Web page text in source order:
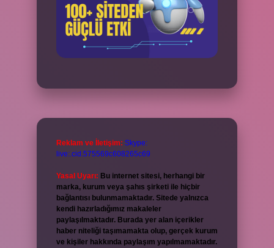
Reklam ve İletişim: Skype:
live:.cid.575569c608265c69
Yasal Uyarı: Bu internet sitesi, herhangi bir
marka, kurum veya şahıs şirketi ile hiçbir
bağlantısı bulunmamaktadır. Sitede yalnızca
kendi hazırladığımız makaleler
paylaşılmaktadır. Burada yer alan içerikler
haber niteliği taşımamakta olup, gerçek kurum
ve kişiler hakkında paylaşım yapılmamaktadır.